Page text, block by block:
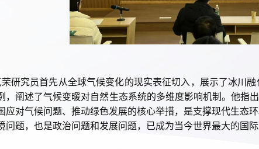
荣研究员首先从全球气候变化的现实表征切入，展示了冰川
，阐述了气候变暖对自然生态系统的多维度影响机制。他指
应对气候问题、推动绿色发展的核心举措，是支撑现代生态
问题，也是政治问题和发展问题，已成为当今世界最大的国际